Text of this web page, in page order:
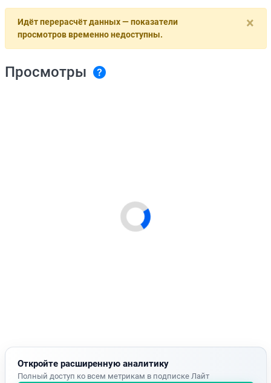
×
Идёт перерасчёт данных — показатели
просмотров временно недоступны.
Просмотры
Откройте расширенную аналитику
Полный доступ ко всем метрикам в подписке Лайт